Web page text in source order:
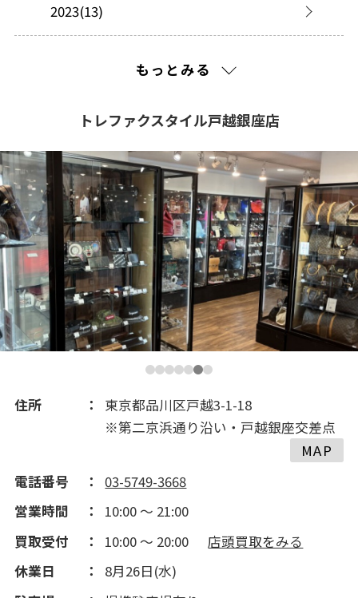
2023(13)
2020(308)
2019(534)
2018(648)
2017(475)
2016(244)
2015(172)
もっとみる
トレファクスタイル戸越銀座店
住所
東京都品川区戸越3-1-18
※第二京浜通り沿い・戸越銀座交差点
MAP
電話番号
03-5749-3668
営業時間
10:00 ～ 21:00
買取受付
10:00 ～ 20:00
店頭買取をみる
休業日
8月26日(水)